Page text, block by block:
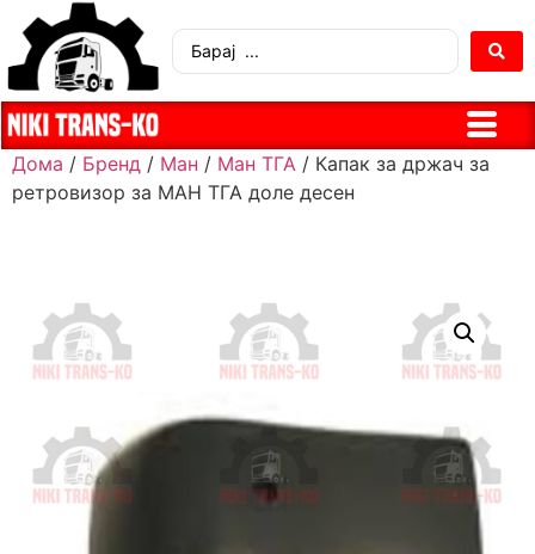
Дома / Бренд / Ман / Ман ТГА / Капак за држач за
ретровизор за МАН ТГА доле десен